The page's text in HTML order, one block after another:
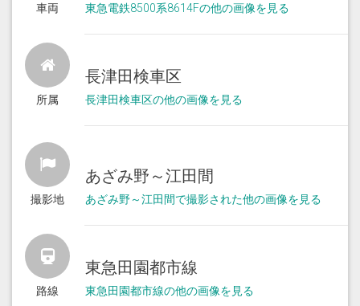
車両 東急電鉄8500系8614Fの他の画像を見る
所属
長津田検車区
長津田検車区の他の画像を見る
撮影地
あざみ野～江田間
あざみ野～江田間で撮影された他の画像を見る
路線
東急田園都市線
東急田園都市線の他の画像を見る